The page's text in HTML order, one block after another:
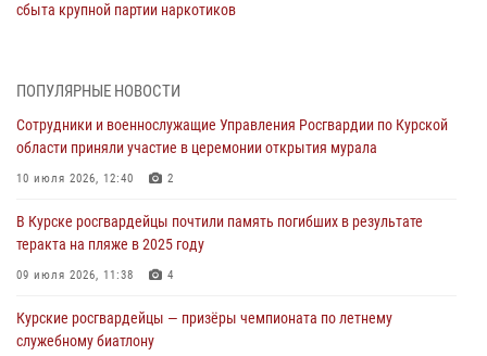
сбыта крупной партии наркотиков
За прошедшую неделю росгвардейцы Курской области проверили
04 августа 2026, 07:00
В Курской области росгвардейцы за прошедшую неделю совершили
03 августа 2026, 09:46
За прошедшую неделю росгвардейцы Курской области проверили
30 июля 2026, 07:00
ПОПУЛЯРНЫЕ НОВОСТИ
Сотрудники и военнослужащие Управления Росгвардии по Курской
области приняли участие в церемонии открытия мурала
10 июля 2026, 12:40 2
В Курске росгвардейцы почтили память погибших в результате
теракта на пляже в 2025 году
09 июля 2026, 11:38 4
Курские росгвардейцы — призёры чемпионата по летнему
служебному биатлону